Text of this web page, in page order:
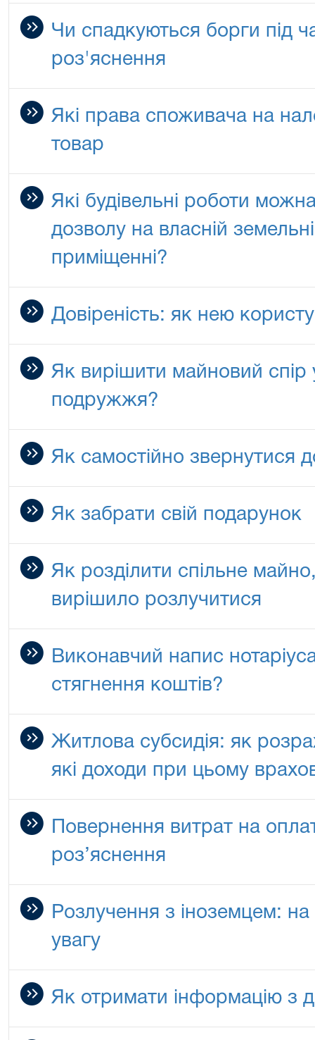
Чи спадкуються борги під
роз'яснення
Які права споживача на
товар
Які будівельні роботи
дозволу на власній
приміщенні?
Довіреність: як нею
Як вирішити майновий спір
подружжя?
Як самостійно звернутися
Як забрати свій подарунок
Як розділити спільне
вирішило розлучитися
Виконавчий напис
стягнення коштів?
Житлова субсидія: як
які доходи при цьому
Повернення витрат на
роз’яснення
Розлучення з іноземцем:
увагу
Як отримати інформацію з